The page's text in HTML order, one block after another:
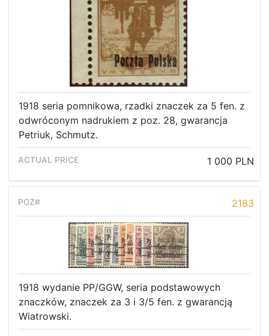
1918 seria pomnikowa, rzadki znaczek za 5 fen. z
odwróconym nadrukiem z poz. 28, gwarancja
Petriuk, Schmutz.
1 000 PLN
2183
1918 wydanie PP/GGW, seria podstawowych
znaczków, znaczek za 3 i 3/5 fen. z gwarancją
Wiatrowski.